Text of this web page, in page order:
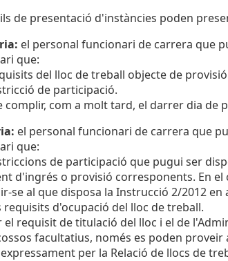
de presentació d'instàncies poden
el personal funcionari de carrera que
que:
del lloc de treball objecte de
de participació.
complir, com a molt tard, el darrer dia de
el personal funcionari de carrera que
que:
de participació que pugui ser
d'ingrés o provisió corresponents. En
se al que disposa la Instrucció 2/2012 en
d'ocupació del lloc de treball.
el requisit de titulació del lloc i el de
facultatius, només es poden
per la Relació de llocs de